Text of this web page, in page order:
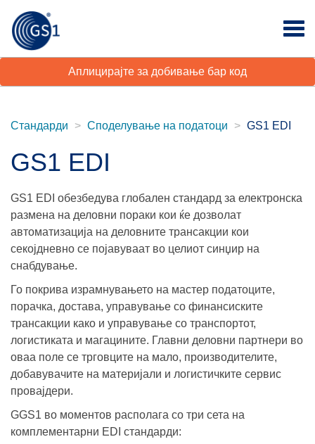
Аплицирајте за добивање бар код
Стандарди Споделување на податоци GS1 EDI
GS1 EDI
GS1 EDI обезбедува глобален стандард за електронска
размена на деловни пораки кои ќе дозволат
автоматизација на деловните трансакции кои
секојдневно се појавуваат во целиот синџир на
снабдување.
Го покрива израмнувањето на мастер податоците,
порачка, достава, управување со финансиските
трансакции како и управување со транспортот,
логистиката и магацините. Главни деловни партнери во
оваа поле се трговците на мало, производителите,
добавувачите на материјали и логистичките сервис
провајдери.
GGS1 во моментов располага со три сета на
комплементарни EDI стандарди: